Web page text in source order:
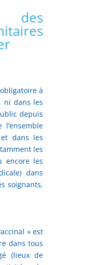
des
à
ni dans les
depuis
dans les
les
encore les
dans
soignants,
» est
dans tous
(lieux de